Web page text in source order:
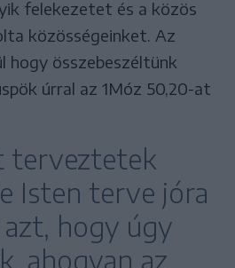
felekezetet és a közös
közösségeinket. Az
hogy összebeszéltünk
úrral az 1Móz 50,20-at
terveztetek
Isten terve jóra
hogy úgy
ahogyan az